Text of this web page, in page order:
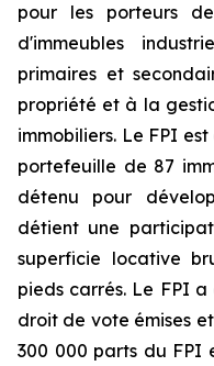
pour les porteurs
d'immeubles
primaires et
propriété et à la
immobiliers. Le FPI
portefeuille de 87
détenu pour
détient une
superficie locative
pieds carrés. Le FPI
droit de vote émises
300 000 parts du FPI